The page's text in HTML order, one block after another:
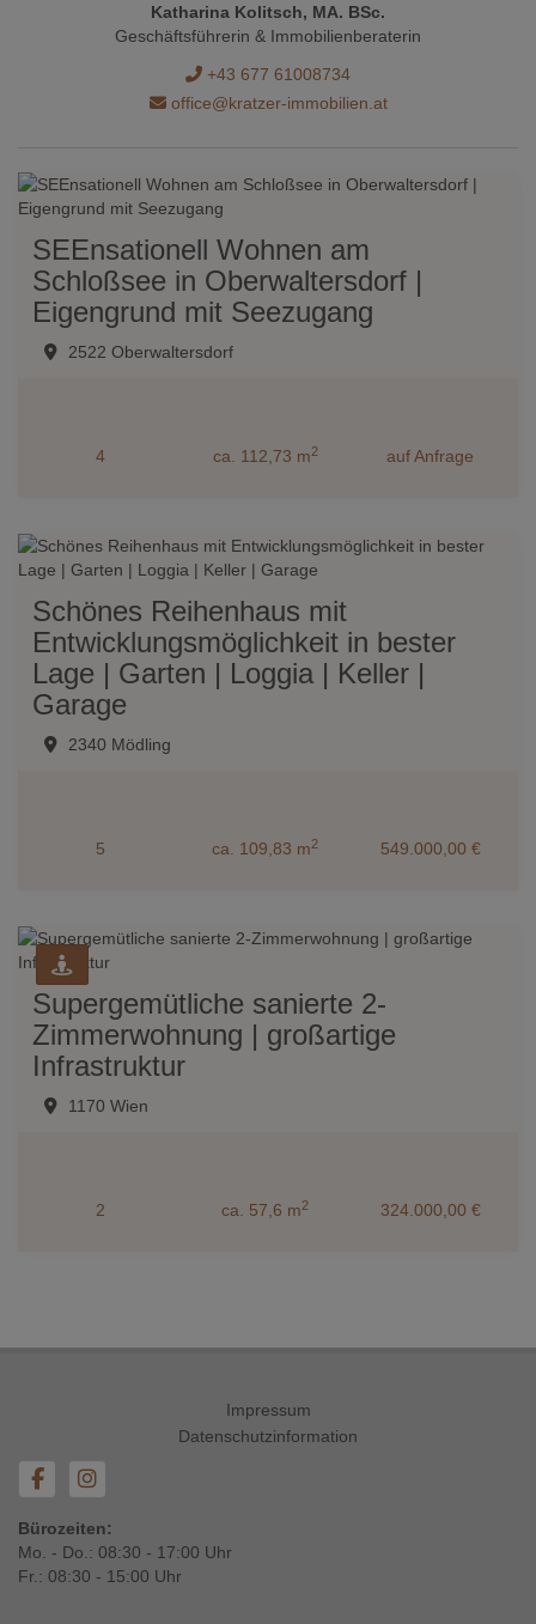
Katharina Kolitsch, MA. BSc.
Geschäftsführerin & Immobilienberaterin
+43 677 61008734
office@kratzer-immobilien.at
SEEnsationell Wohnen am
Schloßsee in Oberwaltersdorf |
Eigengrund mit Seezugang
2522 Oberwaltersdorf
4 ca. 112,73 m2 auf Anfrage
Schönes Reihenhaus mit
Entwicklungsmöglichkeit in bester
Lage | Garten | Loggia | Keller |
Garage
2340 Mödling
5 ca. 109,83 m2 549.000,00 €
Supergemütliche sanierte 2-
Zimmerwohnung | großartige
Infrastruktur
1170 Wien
2 ca. 57,6 m2 324.000,00 €
Impressum
Datenschutzinformation
Bürozeiten:
Mo. - Do.: 08:30 - 17:00 Uhr
Fr.: 08:30 - 15:00 Uhr